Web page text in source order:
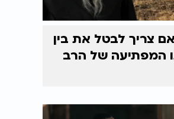
צריך לבטל את בין
המפתיעה של הרב